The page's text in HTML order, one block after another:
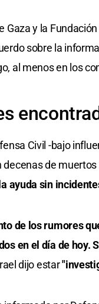
Gaza y la
sobre la
al menos en los
Civil -bajo
de
ayuda sin
de los rumores
en el día de hoy.
dijo estar